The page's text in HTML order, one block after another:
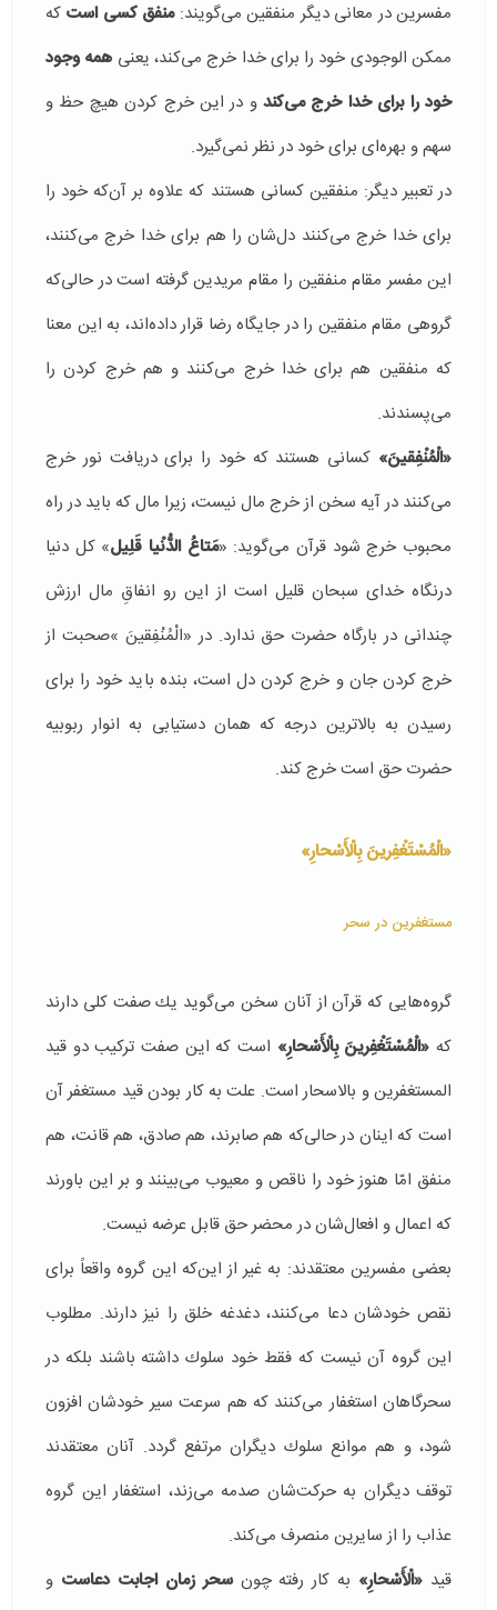
مفسرین در معانی دیگر منفقین می‌گویند:منفق كسی است كه
ممكن الوجودی خود را برای خدا خرج می‌كند، یعنی همه وجود
خود را برای خدا خرج می‌كندو در این خرج كردن هیچ حظ و
سهم و بهره‌ای برای خود در نظر نمی‌گیرد.
در تعبیر دیگر: منفقین كسانی هستند كه علاوه بر آن‌كه خود را
برای خدا خرج می‌كنند دل‌شان را هم برای خدا خرج می‌كنند،
این مفسر مقام منفقین را مقام مریدین گرفته‌ است در حالی‌كه
گروهی مقام منفقین را در جایگاه رضا قرار داده‌اند، به این معنا
كه منفقین هم برای خدا خرج می‌كنند و هم خرج كردن را
می‌پسندند.
«الْمُنْفِقینَ»‌ كسانی هستند كه خود را برای دریافت نور خرج
می‌كنند در آیه سخن از خرج مال نیست، زیرا مال كه باید در راه
محبوب خرج شود قرآن می‌گوید: «مَتاعُ‏ الدُّنْیا قَلِیل‏» كل دنیا
درنگاه خدای سبحان قلیل است از این رو انفاقِ مال ارزش
چندانی در بارگاه حضرت حق ندارد. در «الْمُنْفِقینَ »صحبت از
خرج كردن جان و خرج كردن دل است، بنده باید خود را برای
رسیدن به بالاترین درجه كه همان دستیابی به انوار ربوبیه
حضرت حق است خرج كند.
«الْمُسْتَغْفِرینَ بِالْأَسْحارِ»
مستغفرین در سحر
گروه‌هایی كه قرآن از آنان سخن می‌گوید یك صفت كلی دارند
كه «الْمُسْتَغْفِرینَ بِالْأَسْحارِ» است كه این صفت تركیب دو قید
المستغفرین و بالاسحار است. علت به كار بودن قید مستغفر آن
است كه اینان در حالی‌كه هم صابرند، هم صادق، هم قانت، هم
منفق امّا هنوز خود را ناقص و معیوب می‌بینند و بر این باورند
كه اعمال و افعال‌شان در محضر حق قابل عرضه نیست.
بعضی مفسرین معتقدند: به غیر از این‌كه این گروه واقعاً‌ برای
نقص خودشان دعا می‌كنند، دغدغه خلق را نیز دارند. مطلوب
این گروه آن نیست كه فقط خود سلوك داشته باشند بلكه در
سحرگاهان استغفار می‌كنند كه هم سرعت سیر خودشان افزون
شود، و هم موانع سلوك دیگران مرتفع گردد. آنان معتقدند
توقف دیگران به حركت‌شان صدمه می‌زند، استغفار این گروه
عذاب را از سایرین منصرف می‌كند.
قید «الْأَسْحارِ» به كار رفته چونسحر زمان اجابت دعاست و